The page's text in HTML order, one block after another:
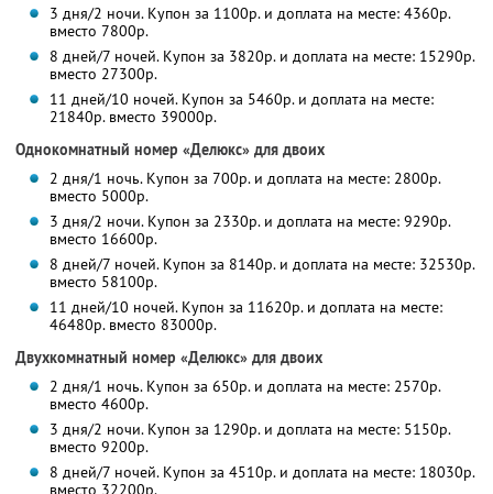
3 дня/2 ночи. Купон за 1100р. и доплата на месте: 4360р.
вместо 7800р.
8 дней/7 ночей. Купон за 3820р. и доплата на месте: 15290р.
вместо 27300р.
11 дней/10 ночей. Купон за 5460р. и доплата на месте:
21840р. вместо 39000р.
Однокомнатный номер «Делюкс» для двоих
2 дня/1 ночь. Купон за 700р. и доплата на месте: 2800р.
вместо 5000р.
3 дня/2 ночи. Купон за 2330р. и доплата на месте: 9290р.
вместо 16600р.
8 дней/7 ночей. Купон за 8140р. и доплата на месте: 32530р.
вместо 58100р.
11 дней/10 ночей. Купон за 11620р. и доплата на месте:
46480р. вместо 83000р.
Двухкомнатный номер «Делюкс» для двоих
2 дня/1 ночь. Купон за 650р. и доплата на месте: 2570р.
вместо 4600р.
3 дня/2 ночи. Купон за 1290р. и доплата на месте: 5150р.
вместо 9200р.
8 дней/7 ночей. Купон за 4510р. и доплата на месте: 18030р.
вместо 32200р.